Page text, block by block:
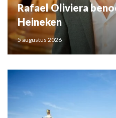
Rafael Oliviera
Heineken
5 augustus 2026